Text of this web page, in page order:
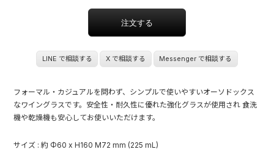
LINE で相談する X で相談する Messenger で相談する
フォーマル・カジュアルを問わず、シンプルで使いやすいオーソドックス
なワイングラスです。安全性・耐久性に優れた強化グラスが使用され 食洗
機や乾燥機も安心してお使いいただけます。
サイズ : 約 Φ60 x H160 M72 mm (225 mL)